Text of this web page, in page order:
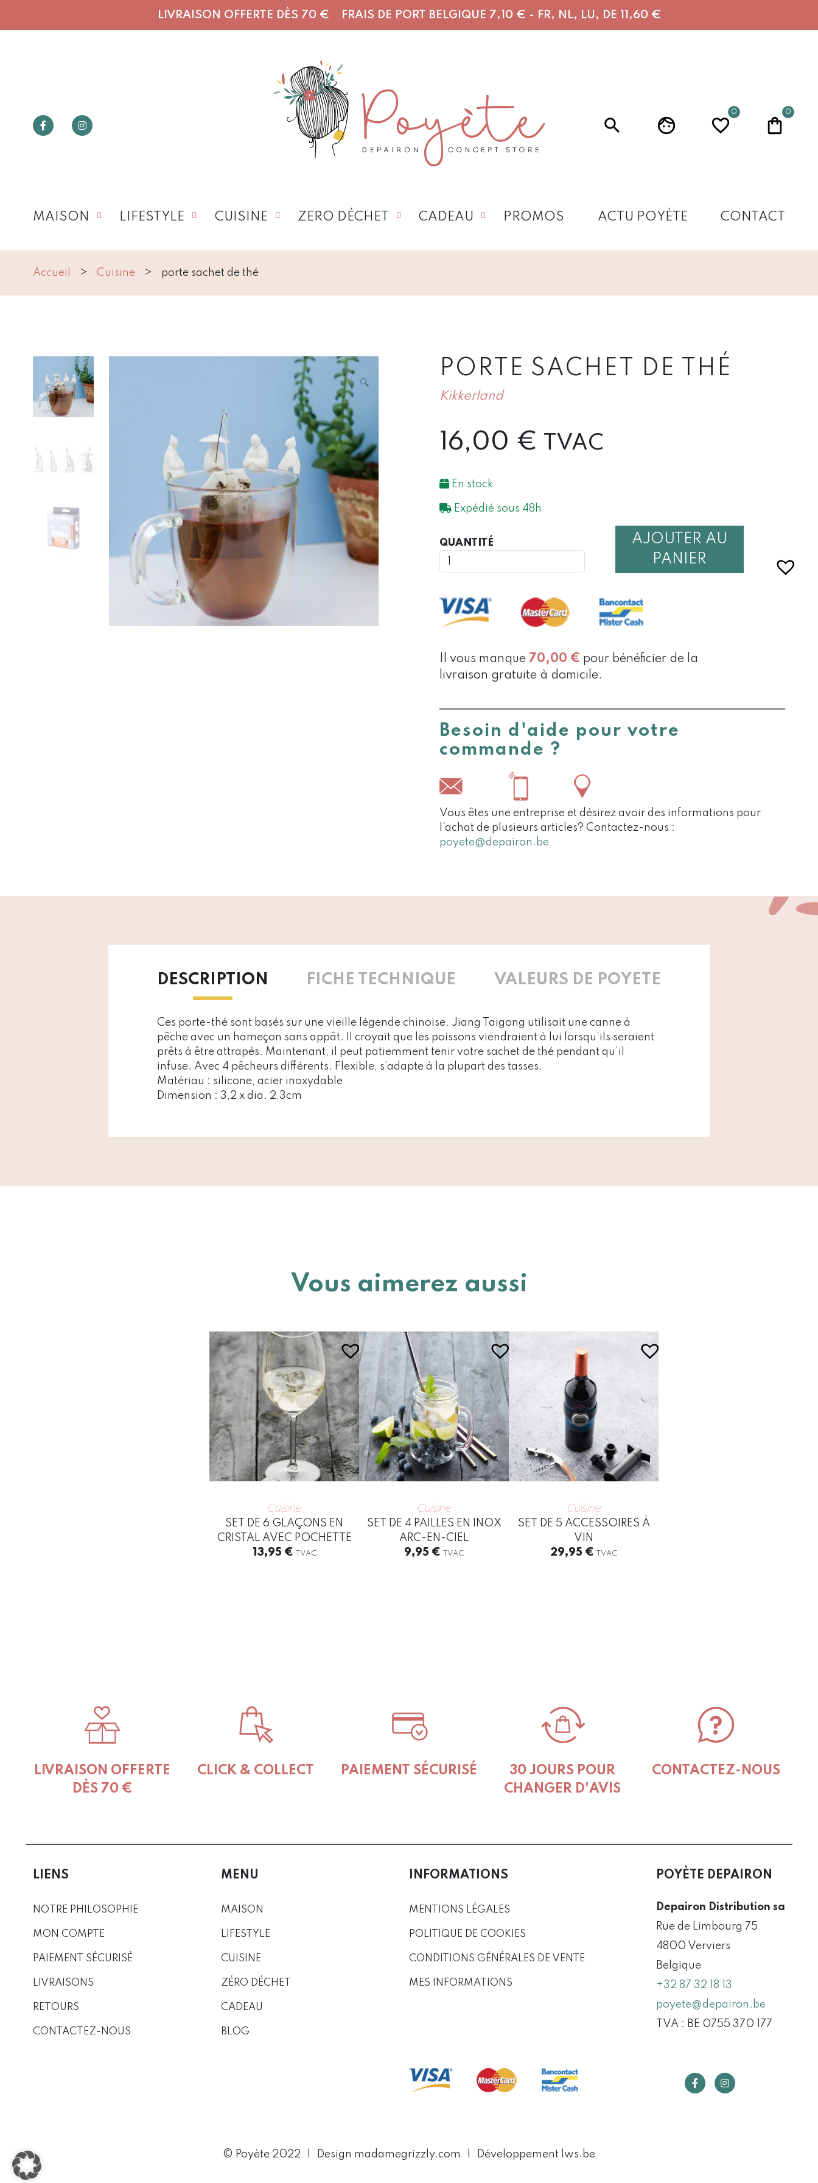
LIVRAISON OFFERTE DÈS 70 € FRAIS DE PORT BELGIQUE 7,10 € - FR, NL, LU, DE 11,60 €
0 0
MAISON LIFESTYLE CUISINE ZERO DÉCHET CADEAU PROMOS ACTU POYÈTE CONTACT
Accueil Cuisine porte sachet de thé
🔍
PORTE SACHET DE THÉ
Kikkerland
16,00 € TVAC
En stock
Expédié sous 48h
QUANTITÉ
AJOUTER AU
PANIER
Il vous manque 70,00 € pour bénéficier de la
livraison gratuite à domicile.
Besoin d'aide pour votre
commande ?
Vous êtes une entreprise et désirez avoir des informations pour
l'achat de plusieurs articles? Contactez-nous :
poyete@depairon.be
DESCRIPTION FICHE TECHNIQUE VALEURS DE POYETE
Ces porte-thé sont basés sur une vieille légende chinoise. Jiang Taigong utilisait une canne à
pêche avec un hameçon sans appât. Il croyait que les poissons viendraient à lui lorsqu’ils seraient
prêts à être attrapés. Maintenant, il peut patiemment tenir votre sachet de thé pendant qu’il
infuse. Avec 4 pêcheurs différents. Flexible, s’adapte à la plupart des tasses.
Matériau : silicone, acier inoxydable
Dimension : 3,2 x dia. 2,3cm
Vous aimerez aussi
Cuisine
SET DE 6 GLAÇONS EN
CRISTAL AVEC POCHETTE
13,95 € TVAC
Cuisine
SET DE 4 PAILLES EN INOX
ARC-EN-CIEL
9,95 € TVAC
Cuisine
SET DE 5 ACCESSOIRES À
VIN
29,95 € TVAC
LIVRAISON OFFERTE
DÈS 70 €
CLICK & COLLECT PAIEMENT SÉCURISÉ
30 JOURS POUR
CHANGER D'AVIS
CONTACTEZ-NOUS
LIENS
NOTRE PHILOSOPHIE
MON COMPTE
PAIEMENT SÉCURISÉ
LIVRAISONS
RETOURS
CONTACTEZ-NOUS
MENU
MAISON
LIFESTYLE
CUISINE
ZÉRO DÉCHET
CADEAU
BLOG
INFORMATIONS
MENTIONS LÉGALES
POLITIQUE DE COOKIES
CONDITIONS GÉNÉRALES DE VENTE
MES INFORMATIONS
POYÈTE DEPAIRON
Depairon Distribution sa
Rue de Limbourg 75
4800 Verviers
Belgique
+32 87 32 18 13
poyete@depairon.be
TVA : BE 0755 370 177
© Poyète 2022 Design madamegrizzly.com Développement lws.be